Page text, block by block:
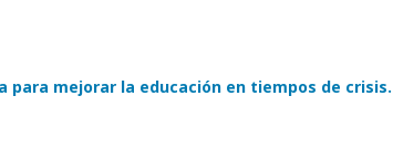
mejorar la educación en tiempos de crisis.